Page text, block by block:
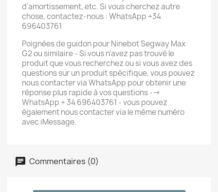
d'amortissement, etc. Si vous cherchez autre
chose, contactez-nous : WhatsApp +34
696403761
Poignées de guidon pour Ninebot Segway Max
G2 ou similaire - Si vous n'avez pas trouvé le
produit que vous recherchez ou si vous avez des
questions sur un produit spécifique, vous pouvez
nous contacter via WhatsApp pour obtenir une
réponse plus rapide à vos questions -->
WhatsApp + 34 696403761 - vous pouvez
également nous contacter via le même numéro
avec iMessage.
Commentaires (0)